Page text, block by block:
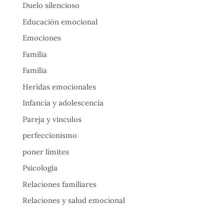
Duelo silencioso
Educación emocional
Emociones
Familia
Familia
Heridas emocionales
Infancia y adolescencia
Pareja y vínculos
perfeccionismo
poner límites
Psicología
Relaciones familiares
Relaciones y salud emocional